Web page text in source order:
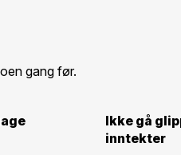
gang før.
Ikke gå
inntekter